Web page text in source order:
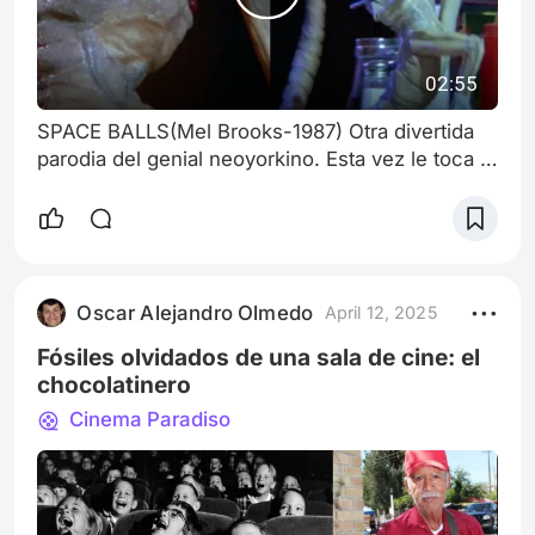
02:55
SPACE BALLS(Mel Brooks-1987) Otra divertida
parodia del genial neoyorkino. Esta vez le toca el
Wars, Star Trek, Krull, El Planeta de los Simios..
su cta en Youtube
Oscar Alejandro Olmedo April 12, 2025
Fósiles olvidados de una sala de cine: el
chocolatinero
Cinema Paradiso